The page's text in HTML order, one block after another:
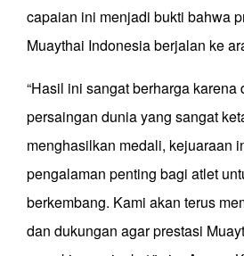
capaian ini menjadi bukti bahwa
Muaythai Indonesia berjalan ke
“Hasil ini sangat berharga karena
persaingan dunia yang sangat
menghasilkan medali, kejuaraan
pengalaman penting bagi atlet
berkembang. Kami akan terus
dan dukungan agar prestasi